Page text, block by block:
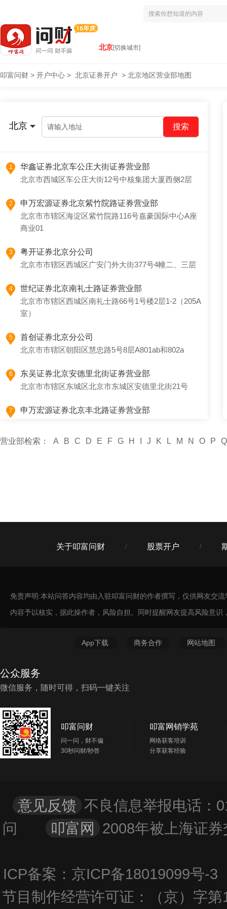
北京[切换城市]
叩富问财 > 开户中心 > 北京证券开户 > 北京地区营业部地图
北京 请输入地址
1 华鑫证券北京车公庄大街证券营业部
北京市西城区车公庄大街12号中核集团大厦西侧2层
2 申万宏源证券北京紫竹院路证券营业部
北京市市辖区海淀区紫竹院路116号嘉豪国际中心A座
商业01
3 粤开证券北京分公司
北京市市辖区西城区广安门外大街377号4幢二、三层
4 世纪证券北京南礼士路证券营业部
北京市市辖区西城区南礼士路66号1号楼2层1-2（205A
室）
5 首创证券北京分公司
北京市市辖区朝阳区慧忠路5号8层A801ab和802a
6 东吴证券北京安德里北街证券营业部
北京市市辖区东城区北京市东城区安德里北街21号
7 申万宏源证券北京丰北路证券营业部
华西证券上海证券承销保荐分公司
北京市西城区菜市口大街甲2号院2号楼2-18
大厦三层303室
12 华西证券北京分公司
14 首创证券安徽分公司
场F幢3303室
15 首创证券北京马甸证券营业部
北京市市辖区西城区北三环中路23号楼5-4
园区）
17 国都证券北京月坛北街证券营业部
北京市西城区月坛北街25号47幢一层001室
北京市海淀区知春路17号一层036
19 国都证券北京阜外大街证券营业部
营业部检索： A B C D E F G H J K L M N O P Q
关于叩富问财 / 股票开户 /
免责声明:本站问答内容均由入驻叩富问财的作者撰写，仅供网友交
内容予以核实，据此操作者，风险自担。同时提醒网友提高风险意
App下载 商务合作 网站地图
公众服务
微信服务，随时可得，扫码一键关注
叩富问财
问一问，财不偏
30秒问财/秒答
叩富网销学苑
网络获客培训
分享获客经验
意见反馈 不良信息举报电话
问
叩富网 2008年被上海证
ICP备案：京ICP备18019099
节目制作经营许可证：（京）